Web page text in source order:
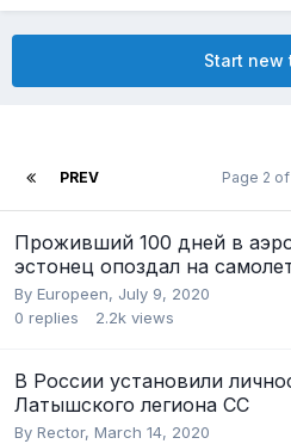
Start new
PREV Page 2 of
Проживший 100 дней в
эстонец опоздал на
By Europeen, July 9, 2020
0 replies 2.2k views
В России установили
Латышского легиона СС
By Rector, March 14, 2020